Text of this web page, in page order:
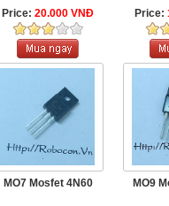
Price: 20.000 VNĐ Price:
MO7 Mosfet 4N60 MO9